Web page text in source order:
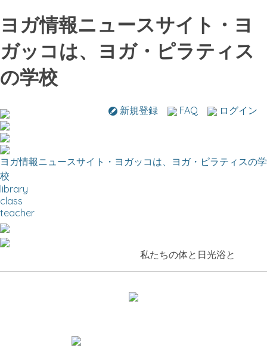
ヨガ情報ニュースサイト・ヨ
ガッコは、ヨガ・ピラティス
の学校
ログイン
FAQ
新規登録
ヨガ情報ニュースサイト・ヨガッコは、ヨガ・ピラティスの学
校
library
class
teacher
私たちの体と日光浴と